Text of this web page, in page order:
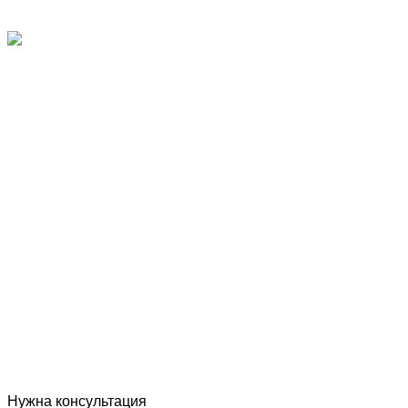
Нужна консультация